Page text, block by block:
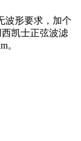
波形要求，加个
凯士正弦波滤
。